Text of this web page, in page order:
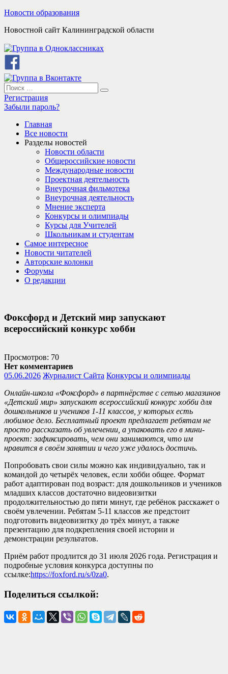
Skip
content
Новости образования
Новостной сайт Калининградской области
Search
for:
Search
Регистрация
Забыли пароль?
Главная
Все новости
Разделы новостей
Новости области
Общероссийские новости
Международные новости
Проектная деятельность
Внеурочная фильмотека
Внеурочная деятельность
Мнение эксперта
Конкурсы и олимпиады
Курсы для Учителей
Школьникам и студентам
Самое интересное
Новости читателей
Авторские колонки
Форумы
О редакции
Фоксфорд и Детский мир запускают
всероссийский конкурс хобби
Просмотров: 70
Нет комментариев
05.06.2026 Журналист Сайта Конкурсы и олимпиады
Онлайн-школа «Фоксфорд» в партнёрстве с сетью магазинов
«Детский мир» запускают всероссийский конкурс хобби для
дошкольников и учеников 1-11 классов, у которых есть
любимое дело. Бесплатный проект предлагает ребятам не
просто рассказать об увлечении, а упаковать его в мини-
проект: зафиксировать, чем они занимаются, что им
нравится в своём занятии и чего уже удалось достичь.
Попробовать свои силы можно как индивидуально, так и
командой до четырёх человек, если хобби общее. Формат
работ адаптирован под возраст: для дошкольников и учеников
младших классов достаточно видеовизитки
продолжительностью до пяти минут, где ребёнок расскажет о
своём увлечении. Ребятам 5-11 классов же предстоит
подготовить видеовизитку до трёх минут, а также
презентацию для подкрепления своей истории и
демонстрации результатов.
Приём работ продлится до 31 июля 2026 года. Регистрация и
подробные условия конкурса доступны по
ссылке:https://foxford.ru/s/0za0.
Поделиться ссылкой: